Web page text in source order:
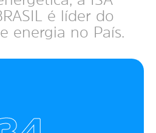
é líder do
energia no País.